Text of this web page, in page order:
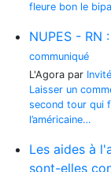
fleure bon le
NUPES - RN
communiqué
L'Agora par
Laisser un
second tour qui
l’américaine…
Les aides à
sont-elles